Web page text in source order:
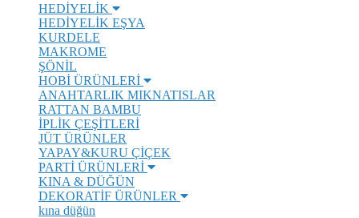
HEDİYELİK
HEDİYELİK EŞYA
KURDELE
MAKROME
ŞÖNİL
HOBİ ÜRÜNLERİ
ANAHTARLIK MIKNATISLAR
RATTAN BAMBU
İPLİK ÇEŞİTLERİ
JÜT ÜRÜNLER
YAPAY&KURU ÇİÇEK
PARTİ ÜRÜNLERİ
KINA & DÜĞÜN
DEKORATİF ÜRÜNLER
kına düğün